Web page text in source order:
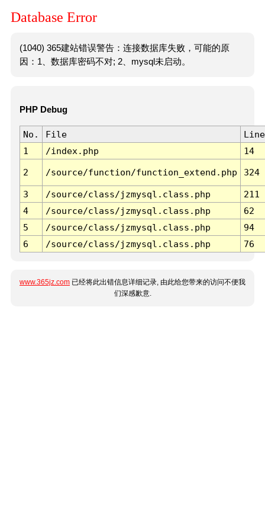
Database Error
(1040) 365建站错误警告：连接数据库失败，可能的原
因：1、数据库密码不对; 2、mysql未启动。
PHP Debug
No. File
Line
1
/index.php 14
2 /source/function/function_extend.php 324
3 /source/class/jzmysql.class.php
211
4
/source/class/jzmysql.class.php
62
5
/source/class/jzmysql.class.php
94
6
/source/class/jzmysql.class.php 76
www.365jz.com 已经将此出错信息详细记录, 由此给您带来的访问不便我
们深感歉意.